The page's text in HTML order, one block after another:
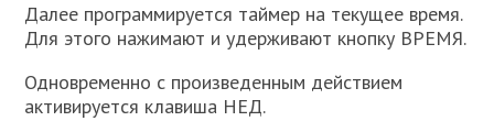
Далее программируется таймер на текущее время.
Для этого нажимают и удерживают кнопку ВРЕМЯ.
Одновременно с произведенным действием
активируется клавиша НЕД.